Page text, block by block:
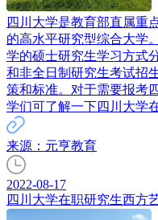
四川大学是教育部直属重
的高水平研究型综合大学
学的硕士研究生学习方式
和非全日制研究生考试招
策和标准。对于需要报考
学们可了解一下四川大学
来源：元亨教育
2022-08-17
四川大学在职研究生西方